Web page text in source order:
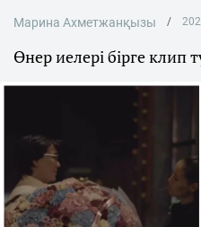
Марина Ахметжанқызы
Өнер иелері бірге клип